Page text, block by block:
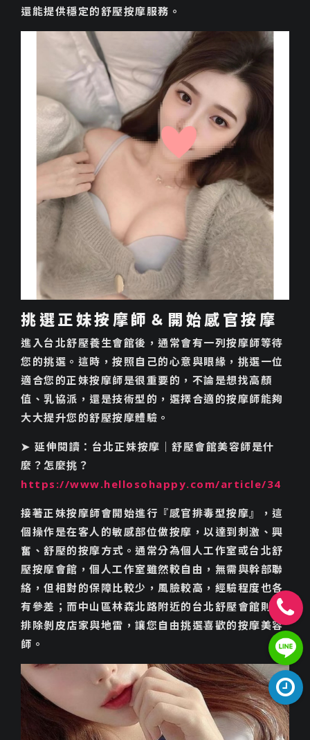
還能提供穩定的舒壓按摩服務。
挑選正妹按摩師＆開始感官按摩
進入台北舒壓養生會館後，通常會有一列按摩師等待
您的挑選。這時，按照自己的心意與眼緣，挑選一位
適合您的正妹按摩師是很重要的，不論是想找高顏
值、乳協派，還是技術型的，選擇合適的按摩師能夠
大大提升您的舒壓按摩體驗。
➤ 延伸閱讀：台北正妹按摩｜舒壓會館美容師是什
麼？怎麼挑？
https://www.hellosohappy.com/article/34
接著正妹按摩師會開始進行『感官排毒型按摩』，這
個操作是在客人的敏感部位做按摩，以達到刺激、興
奮、舒壓的按摩方式。通常分為個人工作室或台北舒
壓按摩會館，個人工作室雖然較自由，無需與幹部聯
絡，但相對的保障比較少，風臉較高，經驗程度也各
有參差；而中山區林森北路附近的台北舒壓會館則能
排除剝皮店家與地雷，讓您自由挑選喜歡的按摩美容
師。
https://
周一至
am5:30